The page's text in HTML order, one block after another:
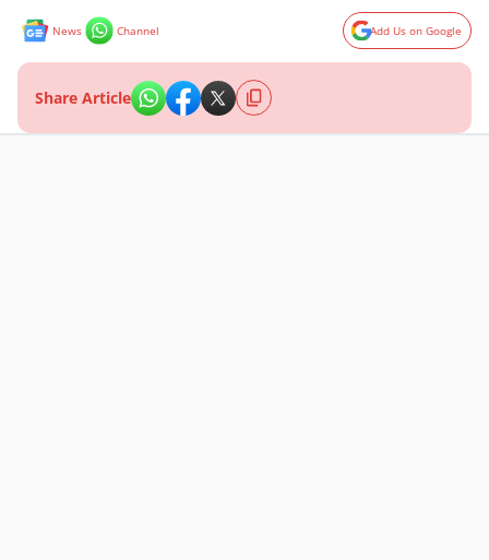
News Channel Add Us on Google
Share Article